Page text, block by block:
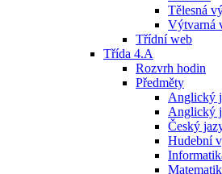
Tělesná
Výtvarná
Třídní web
Třída 4.A
Rozvrh hodin
Předměty
Anglický
Anglický
Český
Hudební